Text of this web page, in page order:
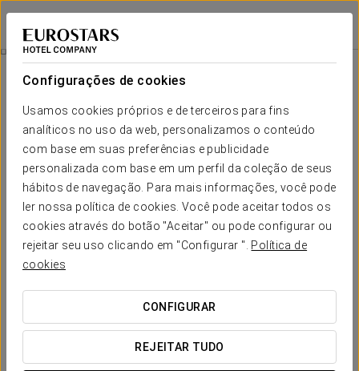
Configurações de cookies
Usamos cookies próprios e de terceiros para fins
analíticos no uso da web, personalizamos o conteúdo
com base em suas preferências e publicidade
personalizada com base em um perfil da coleção de seus
hábitos de navegação. Para mais informações, você pode
ler nossa política de cookies. Você pode aceitar todos os
cookies através do botão "Aceitar" ou pode configurar ou
rejeitar seu uso clicando em "Configurar ". Política de
cookies
CONFIGURAR
REJEITAR TUDO
Eurostars Palace
CÓRDOVA
Massagem Relaxante
65 €
Massagem relaxante
O seu momento de calma: desfrute de uma massagem
relaxante Spa de 60 minutos, especialmente criada para si
com óleos aromáticos.